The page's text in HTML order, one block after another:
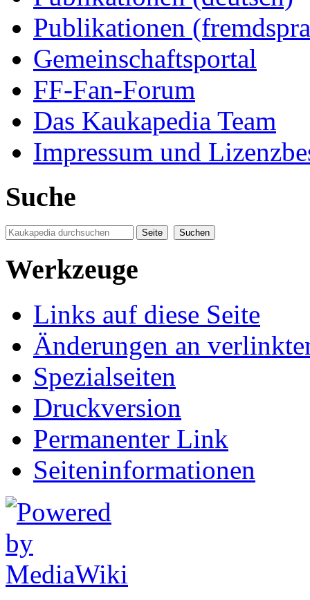
Publikationen
Gemeinschaftsportal
FF-Fan-Forum
Das Kaukapedia Team
Impressum und
Suche
Werkzeuge
Links auf diese Seite
Änderungen an
Spezialseiten
Druckversion
Permanenter Link
Seiten­informationen